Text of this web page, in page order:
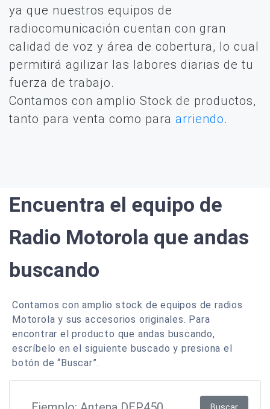
ya que nuestros equipos de
radiocomunicación cuentan con gran
calidad de voz y área de cobertura, lo cual
permitirá agilizar las labores diarias de tu
fuerza de trabajo.
Contamos con amplio Stock de productos,
tanto para venta como para arriendo.
Encuentra el equipo de
Radio Motorola que andas
buscando
Contamos con amplio stock de equipos de radios
Motorola y sus accesorios originales. Para
encontrar el producto que andas buscando,
escríbelo en el siguiente buscado y presiona el
botón de “Buscar”.
Buscar